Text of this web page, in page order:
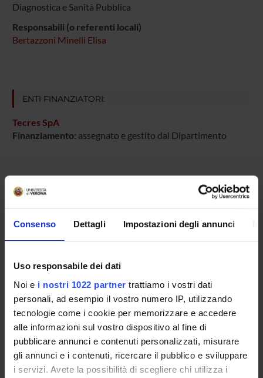
Consenso Dettagli Impostazioni degli annunci
Uso responsabile dei dati
Noi e i nostri 1022 partner trattiamo i vostri dati
personali, ad esempio il vostro numero IP, utilizzando
tecnologie come i cookie per memorizzare e accedere
alle informazioni sul vostro dispositivo al fine di
pubblicare annunci e contenuti personalizzati, misurare
gli annunci e i contenuti, ricercare il pubblico e sviluppare
i servizi. Avete la possibilità di scegliere chi utilizza i
Diagnostica e Sanità Pubblica
Responsabili (o referenti locali)
Bertazzoni Minelli Elisa
ENTI FINANZIATORI:
Tecres SpA
Finanziamento: assegnato e gestito dal Dipartimento
PARTECIPANTI AL PROGETTO
Anna Benini
Tecnico-Amministrativo
SEZIONI
Farmacologia